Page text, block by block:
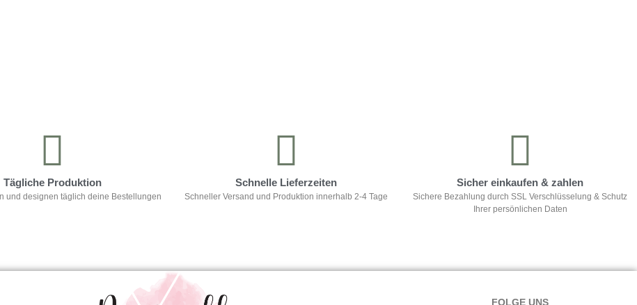
Tägliche Produktion
und designen täglich deine Bestellungen
Schnelle Lieferzeiten
Schneller Versand und Produktion innerhalb 2-4 Tage
Sicher einkaufen & zahlen
Sichere Bezahlung durch SSL Verschlüsselung & Schutz
Ihrer persönlichen Daten
FOLGE UNS